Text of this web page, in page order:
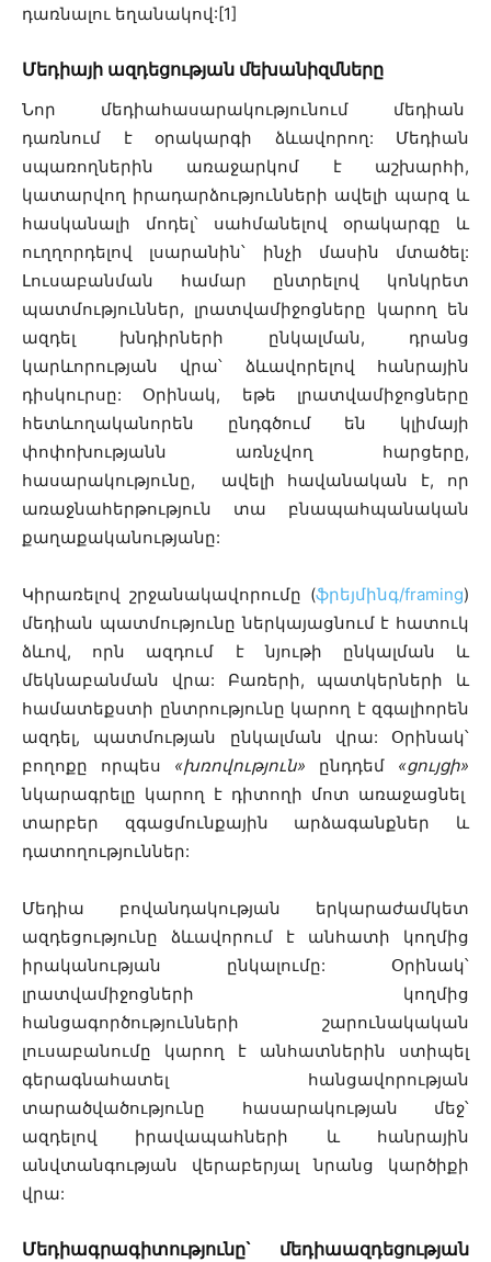
դառնալու եղանակով:[1]
Մեդիայի ազդեցության մեխանիզմները
Նոր մեդիահասարակությունում մեդիան
դառնում է օրակարգի ձևավորող: Մեդիան
սպառողներին առաջարկոմ է աշխարհի,
կատարվող իրադարձությունների ավելի պարզ և
հասկանալի մոդել՝ սահմանելով օրակարգը և
ուղղորդելով լսարանին՝ ինչի մասին մտածել:
Լուսաբանման համար ընտրելով կոնկրետ
պատմություններ, լրատվամիջոցները կարող են
ազդել խնդիրների ընկալման, դրանց
կարևորության վրա՝ ձևավորելով հանրային
դիսկուրսը: Օրինակ, եթե լրատվամիջոցները
հետևողականորեն ընդգծում են կլիմայի
փոփոխությանն առնչվող հարցերը,
հասարակությունը, ավելի հավանական է, որ
առաջնահերթություն տա բնապահպանական
քաղաքականությանը:
Կիրառելով շրջանակավորումը (ֆրեյմինգ/framing)
մեդիան պատմությունը ներկայացնում է հատուկ
ձևով, որն ազդում է նյութի ընկալման և
մեկնաբանման վրա: Բառերի, պատկերների և
համատեքստի ընտրությունը կարող է զգալիորեն
ազդել, պատմության ընկալման վրա: Օրինակ՝
բողոքը որպես «խռովություն» ընդդեմ «ցույցի»
նկարագրելը կարող է դիտողի մոտ առաջացնել
տարբեր զգացմունքային արձագանքներ և
դատողություններ:
Մեդիա բովանդակության երկարաժամկետ
ազդեցությունը ձևավորում է անհատի կողմից
իրականության ընկալումը: Օրինակ՝
լրատվամիջոցների կողմից
հանցագործությունների շարունակական
լուսաբանումը կարող է անհատներին ստիպել
գերագնահատել հանցավորության
տարածվածությունը հասարակության մեջ՝
ազդելով իրավապահների և հանրային
անվտանգության վերաբերյալ նրանց կարծիքի
վրա:
Մեդիագրագիտությունը` մեդիաազդեցության